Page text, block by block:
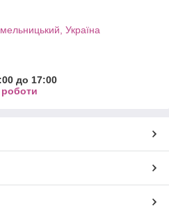
Україна
до 17:00
роботи